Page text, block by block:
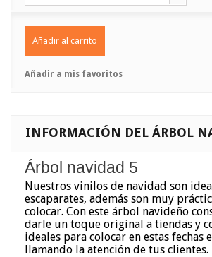
Añadir al carrito
Añadir a mis favoritos
INFORMACIÓN DEL ÁRBOL
Árbol navidad 5
Nuestros vinilos de navidad son
escaparates, además son muy
colocar. Con este árbol navideño
darle un toque original a tiendas y
ideales para colocar en estas fechas
llamando la atención de tus clientes.